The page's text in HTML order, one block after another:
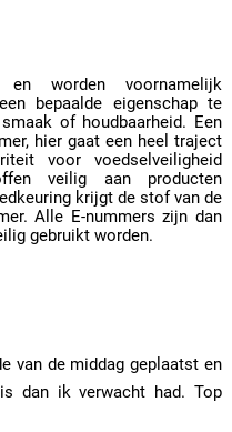
en worden voornamelijk
bepaalde eigenschap te
of houdbaarheid. Een
hier gaat een heel traject
voor voedselveiligheid
veilig aan producten
krijgt de stof van de
Alle E-nummers zijn dan
gebruikt worden.
van de middag geplaatst en
dan ik verwacht had. Top